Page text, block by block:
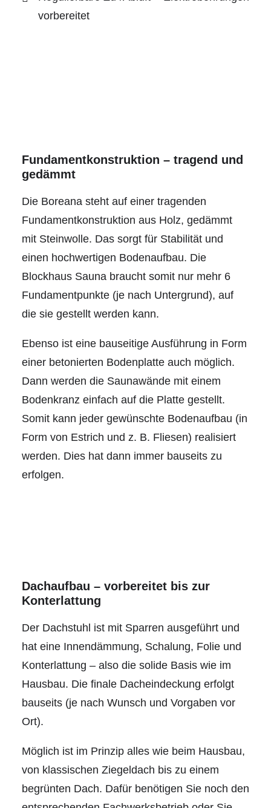
vorbereitet
Fundamentkonstruktion – tragend und
gedämmt
Die Boreana steht auf einer tragenden
Fundamentkonstruktion aus Holz, gedämmt
mit Steinwolle. Das sorgt für Stabilität und
einen hochwertigen Bodenaufbau. Die
Blockhaus Sauna braucht somit nur mehr 6
Fundamentpunkte (je nach Untergrund), auf
die sie gestellt werden kann.
Ebenso ist eine bauseitige Ausführung in Form
einer betonierten Bodenplatte auch möglich.
Dann werden die Saunawände mit einem
Bodenkranz einfach auf die Platte gestellt.
Somit kann jeder gewünschte Bodenaufbau (in
Form von Estrich und z. B. Fliesen) realisiert
werden. Dies hat dann immer bauseits zu
erfolgen.
Dachaufbau – vorbereitet bis zur
Konterlattung
Der Dachstuhl ist mit Sparren ausgeführt und
hat eine Innendämmung, Schalung, Folie und
Konterlattung – also die solide Basis wie im
Hausbau. Die finale Dacheindeckung erfolgt
bauseits (je nach Wunsch und Vorgaben vor
Ort).
Möglich ist im Prinzip alles wie beim Hausbau,
von klassischen Ziegeldach bis zu einem
begrünten Dach. Dafür benötigen Sie noch den